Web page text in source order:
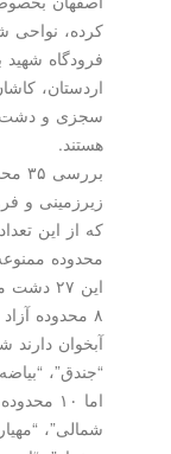
کرده، نواحی شمال
فرودگاه شهید
اردستان، کاشان،
سجزی و دشت مهیار
بررسی ۳۵
زیرزمینی و
محدوده ممنوعه
۸ محدوده آزاد که
آبخوان دارند شامل
“جندق”، “بیاضه”،
اما ۱۰ محدوده
شمالی”، “مهیار